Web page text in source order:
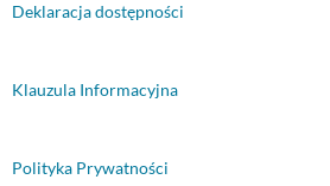
Deklaracja dostępności
Klauzula Informacyjna
Polityka Prywatności